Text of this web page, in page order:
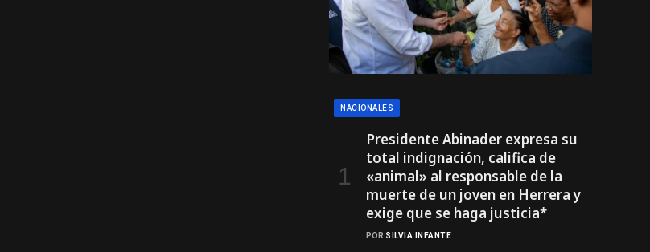
NACIONALES
Presidente Abinader expresa su
total indignación, califica de
«animal» al responsable de la
muerte de un joven en Herrera y
exige que se haga justicia*
POR SILVIA INFANTE